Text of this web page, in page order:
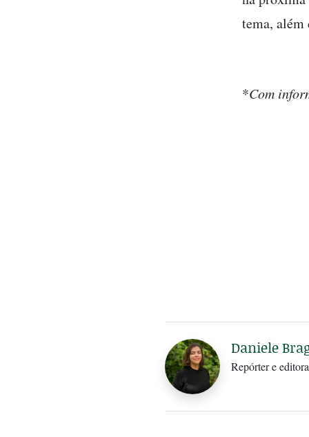
tema, além
*Com
Daniele
Repórter e